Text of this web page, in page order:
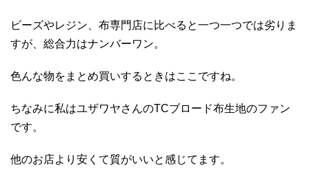
ビーズやレジン、布専門店に比べると一つ一つでは劣りま
すが、総合力はナンバーワン。
色んな物をまとめ買いするときはここですね。
ちなみに私はユザワヤさんのTCブロード布生地のファン
です。
他のお店より安くて質がいいと感じてます。